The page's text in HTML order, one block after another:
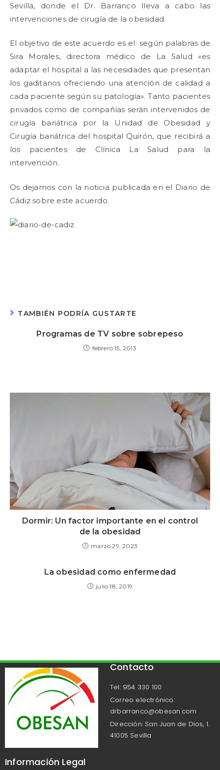
Sevilla, donde el Dr. Barranco lleva a cabo las
intervenciones de cirugía de la obesidad.
El objetivo de este acuerdo es el según palabras de
Sira Morales, directora médico de La Salud «es
adaptar el hospital a las necesidades que presentan
los gaditanos ofreciendo una atención de calidad a
cada paciente según su patología». Tanto pacientes
privados como de compañías serán intervenidos de
cirugía bariátrica por la Unidad de Obesidad y
Cirugía bariátrica del hospital Quirón, que recibirá a
los pacientes de Clínica La Salud para la
intervención.
Os dejamos con la noticia publicada en el Diario de
Cádiz sobre este acuerdo.
TAMBIÉN PODRÍA GUSTARTE
Programas de TV sobre sobrepeso
febrero 15, 2013
Dormir: Un factor importante en el control
de la obesidad
marzo 29, 2023
La obesidad como enfermedad
julio 18, 2019
Contacto
Tel: 954 330 100
Correo electrónico:
drbarranco@obesan.com
Dirección: San Juan de Dios, 1.
41005 Sevilla
Información Legal